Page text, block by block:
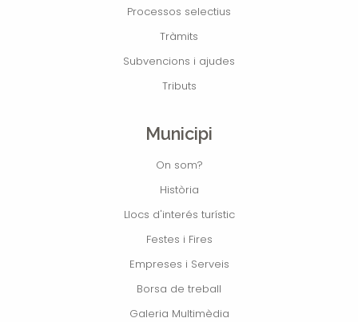
Processos selectius
Tràmits
Subvencions i ajudes
Tributs
Municipi
On som?
Història
Llocs d'interés turístic
Festes i Fires
Empreses i Serveis
Borsa de treball
Galeria Multimèdia